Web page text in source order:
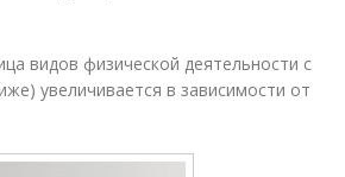
видов физической деятельности с
увеличивается в зависимости от